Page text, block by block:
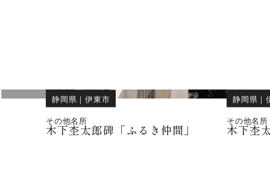
静岡県 ｜伊東市
その他名所
木下杢太郎碑「ふるき仲間」
静岡県 ｜
その他名所
木下杢